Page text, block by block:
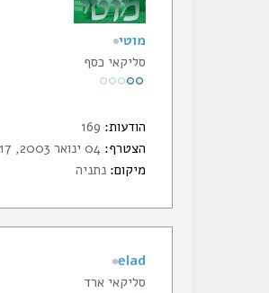
מוטי
סליקאי כסף
הודעות:
הצטרף:
מיקום: נתניה
elad
סליקאי ארד